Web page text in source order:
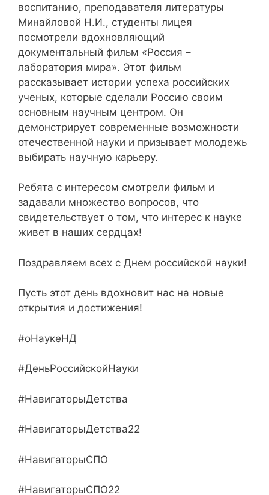
воспитанию, преподавателя литературы
Минайловой Н.И., студенты лицея
посмотрели вдохновляющий
документальный фильм «Россия –
лаборатория мира». Этот фильм
рассказывает истории успеха российских
ученых, которые сделали Россию своим
основным научным центром. Он
демонстрирует современные возможности
отечественной науки и призывает молодежь
выбирать научную карьеру.
Ребята с интересом смотрели фильм и
задавали множество вопросов, что
свидетельствует о том, что интерес к науке
живет в наших сердцах!
Поздравляем всех с Днем российской науки!
Пусть этот день вдохновит нас на новые
открытия и достижения!
#оНаукеНД
#ДеньРоссийскойНауки
#НавигаторыДетства
#НавигаторыДетства22
#НавигаторыСПО
#НавигаторыСПО22